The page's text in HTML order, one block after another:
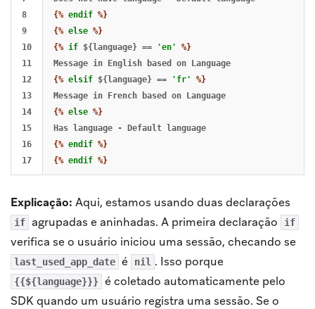
8
9
10
11
12
13
14
15
16
{% endif %}
{% else %}
{% if ${language} == 'en'
%}
{% elsif ${language} == 'fr'
%}
{% else %}
{% endif %}
{% endif %}
Explicação: Aqui, estamos usando duas declarações
if agrupadas e aninhadas. A primeira declaração if
verifica se o usuário iniciou uma sessão, checando se
last_used_app_date é nil . Isso porque
{{${language}}} é coletado automaticamente pelo
SDK quando um usuário registra uma sessão. Se o